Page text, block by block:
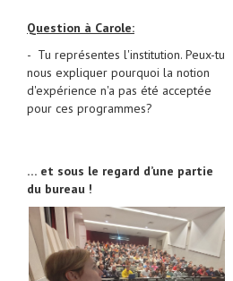
Question à Carole:
- Tu représentes l'institution. Peux-tu
nous expliquer pourquoi la notion
d'expérience n'a pas été acceptée
pour ces programmes?
… et sous le regard d’une partie
du bureau !